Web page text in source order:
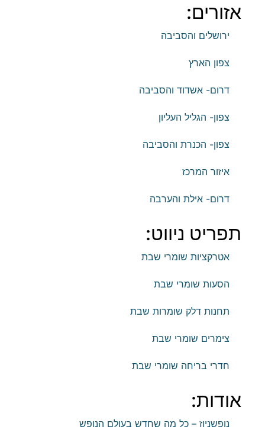
אזורים:
ירושלים והסביבה
צפון הארץ
דרום- אשדוד והסביבה
צפון- הגליל העליון
צפון- הכנרת והסביבה
איזור המרכז
דרום- אילת והערבה
תפריט ניווט:
אטרקציות שומרי שבת
הסעות שומרי שבת
תחנות דלק שומרות שבת
צימרים שומרי שבת
חדרי בריחה שומרי שבת
אודות:
נופשניוז – כל מה שחדש בעולם הנופש